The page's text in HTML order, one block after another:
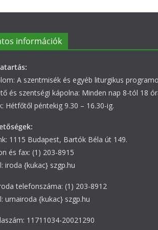
információk
A szentmisék és egyéb liturgikus
és szentségi kápolna: Minden nap 8-tól 18
Hétfőtől péntekig 9.30 – 16.30-ig.
1115 Budapest, Bartók Béla út 149.
és fax: (1) 203-8915
iroda {kukac} szgp.hu
telefonszáma: (1) 203-8912
urnairoda {kukac} szgp.hu
11711034-20021290